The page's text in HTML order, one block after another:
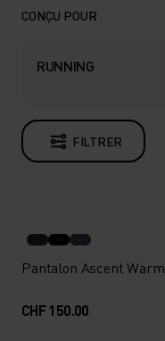
CONÇU POUR
RUNNING
FILTRER
Pantalon Ascent Warm
CHF 150.00